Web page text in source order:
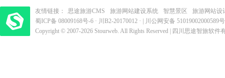
友情链接： 思途旅游CMS 旅游网站建设系统 智慧景区
旅游网站设
梦旅程酒店管理系统
​| 运营支持：创旅云营销​
蜀ICP备 08009168号-6 · 川B2-20170012 · |
川公网安备 51019002000589号
Copyright © 2007-2026 Stourweb. All Rights Reserved | 四川思途智旅软件